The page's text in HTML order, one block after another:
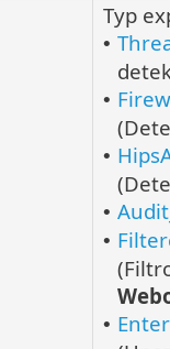
Typ
•
•
•
•
•
•